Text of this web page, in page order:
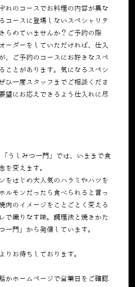
れのコースでお料理の内容が異な
コースに登場しないスペシャリテ
らめていませんか？ご予約の際
ーダーをしていただければ、仕入
、ご予約のコースにお好きなスペ
ことがあります。気になるスペシ
ひ一度スタッフまでご相談くださ
望にお応えできるよう仕入れに尽
うしみつ一門」では、いままで食
を変えます。
をはじめ大人気のハラミやハツを
ルモンだったら食べられると言っ
肉のイメージをことごとく変える
で織りなす味。調理法と焼きかた
一門」から発信しています。
りお待ちしております。
かホームページで営業日をご確認